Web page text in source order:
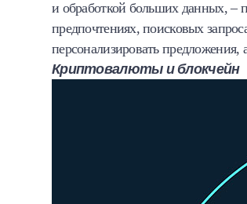
и обработкой больших данных, –
предпочтениях, поисковых
персонализировать предложения,
Криптовалюты и блокчейн